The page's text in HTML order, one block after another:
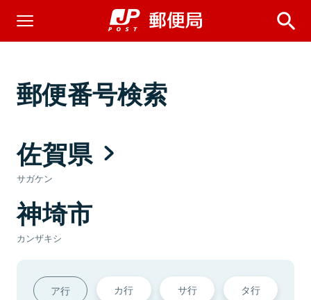
郵便番号検索
佐賀県
サガケン
神埼市
カンザキシ
ア行 カ行 サ行 タ行